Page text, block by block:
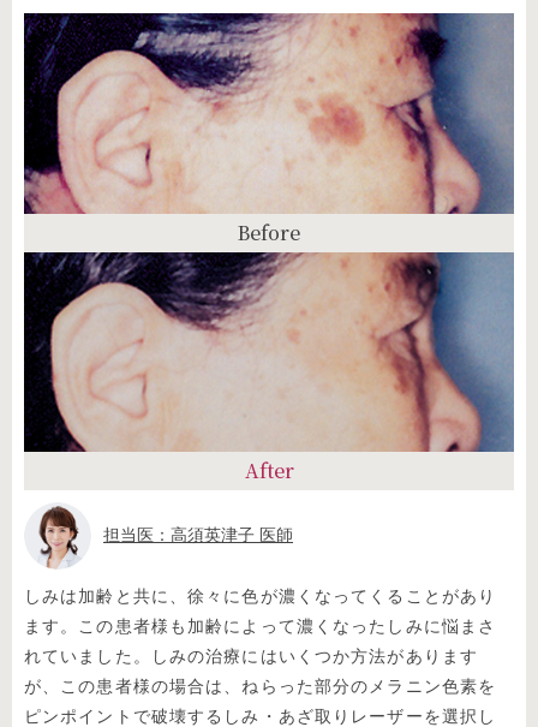
Before
After
担当医：高須英津子 医師
しみは加齢と共に、徐々に色が濃くなってくることがあり
ます。この患者様も加齢によって濃くなったしみに悩まさ
れていました。しみの治療にはいくつか方法があります
が、この患者様の場合は、ねらった部分のメラニン色素を
ピンポイントで破壊するしみ・あざ取りレーザーを選択し